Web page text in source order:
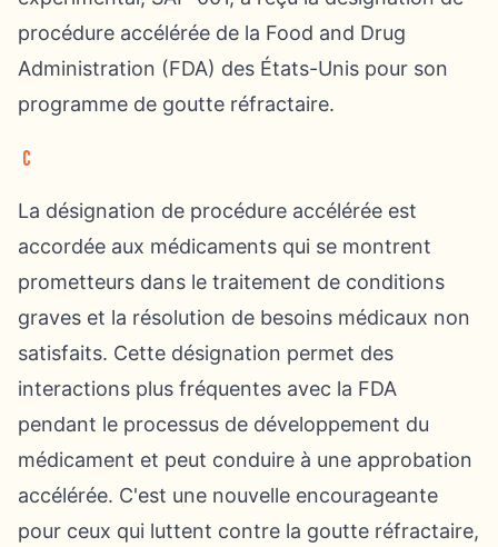
procédure accélérée de la Food and Drug
Administration (FDA) des États-Unis pour son
programme de goutte réfractaire.
La désignation de procédure accélérée est
accordée aux médicaments qui se montrent
prometteurs dans le traitement de conditions
graves et la résolution de besoins médicaux non
satisfaits. Cette désignation permet des
interactions plus fréquentes avec la FDA
pendant le processus de développement du
médicament et peut conduire à une approbation
accélérée. C'est une nouvelle encourageante
pour ceux qui luttent contre la goutte réfractaire,